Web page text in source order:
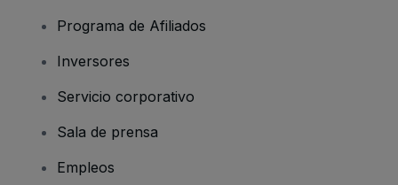
Programa de Afiliados
Inversores
Servicio corporativo
Sala de prensa
Empleos